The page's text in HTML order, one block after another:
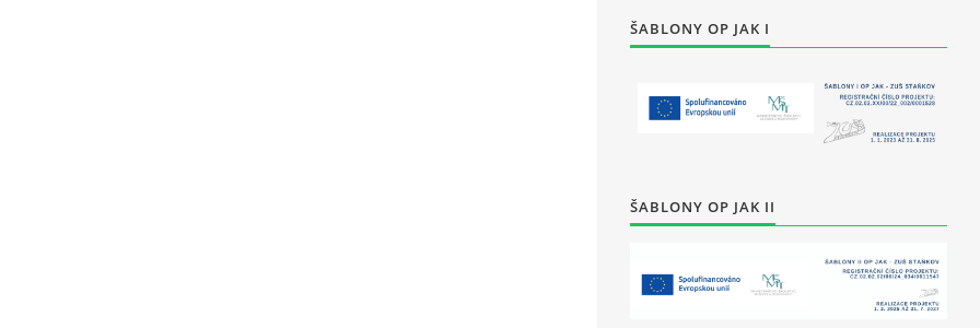
ŠABLONY OP JAK I
ŠABLONY OP JAK II